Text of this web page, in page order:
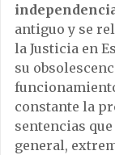
antiguo y se
la Justicia en
su
constante la
sentencias
general,